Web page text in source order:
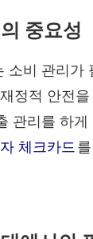
중요성
소비 관리가
정적 안전
관리를 하
체크카드